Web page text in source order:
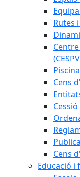
Rutes
Cens
Cens
Educació i